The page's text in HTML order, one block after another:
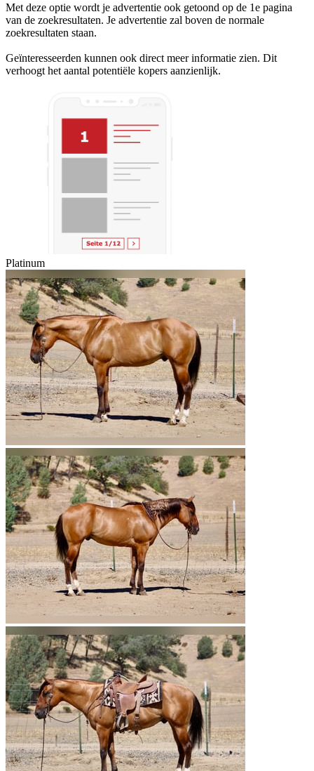
Met deze optie wordt je advertentie ook getoond op de 1e pagina
van de zoekresultaten. Je advertentie zal boven de normale
zoekresultaten staan.
Geïnteresseerden kunnen ook direct meer informatie zien. Dit
verhoogt het aantal potentiële kopers aanzienlijk.
Platinum